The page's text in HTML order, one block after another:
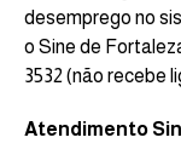
desemprego no
o Sine de
3532 (não recebe
Atendimento